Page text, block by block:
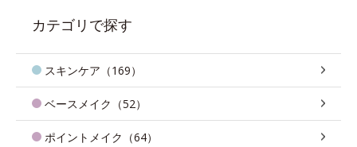
カテゴリで探す
スキンケア（169）
ベースメイク（52）
ポイントメイク（64）